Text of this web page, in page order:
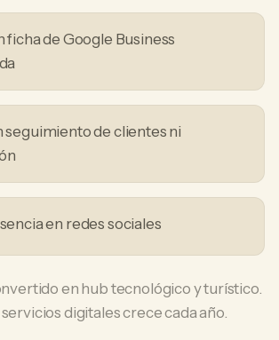
ficha de Google Business
seguimiento de clientes ni
en redes sociales
en hub tecnológico y turístico.
digitales crece cada año.